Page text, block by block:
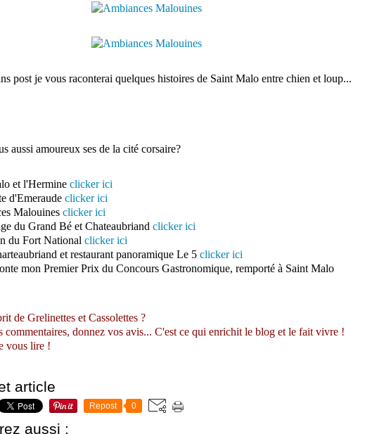
post je vous raconterai quelques histoires de Saint Malo entre chien et loup...
aussi amoureux ses de la cité corsaire?
et l'Hermine clicker ici
d'Emeraude clicker ici
Malouines clicker ici
du Grand Bé et Chateaubriand clicker ici
du Fort National clicker ici
et restaurant panoramique Le 5 clicker ici
mon Premier Prix du Concours Gastronomique, remporté à Saint Malo
de Grelinettes et Cassolettes ?
commentaires, donnez vos avis... C'est ce qui enrichit le blog et le fait vivre !
vous lire !
article
Repost 0
aussi :